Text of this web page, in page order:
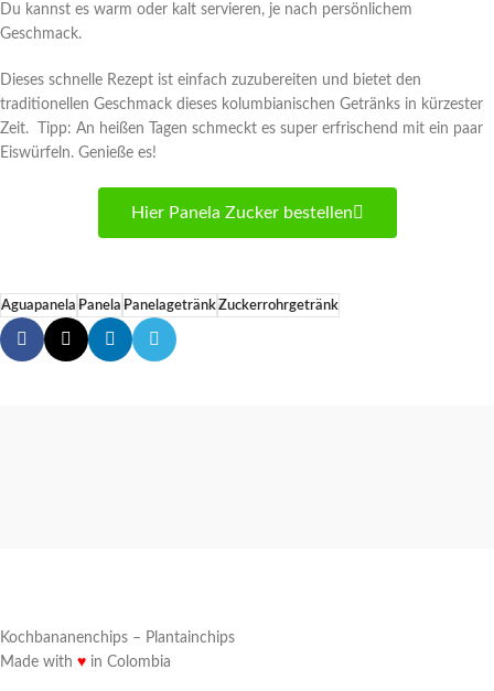
Du kannst es warm oder kalt servieren, je nach persönlichem
Geschmack.
Dieses schnelle Rezept ist einfach zuzubereiten und bietet den
traditionellen Geschmack dieses kolumbianischen Getränks in kürzester
Zeit. Tipp: An heißen Tagen schmeckt es super erfrischend mit ein paar
Eiswürfeln. Genieße es!
Hier Panela Zucker bestellen
Aguapanela Panela PanelagetränkZuckerrohrgetränk
Kochbananenchips – Plantainchips
Made with ♥ in Colombia